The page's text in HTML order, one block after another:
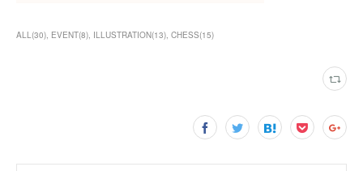
ALL(30) EVENT(8) ILLUSTRATION(13) CHESS(15)